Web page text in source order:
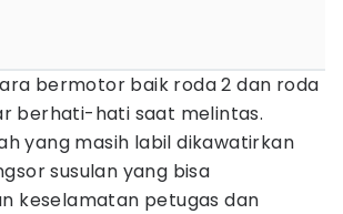
bermotor baik roda 2 dan roda
berhati-hati saat melintas.
yang masih labil dikawatirkan
susulan yang bisa
keselamatan petugas dan